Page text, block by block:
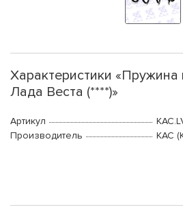
Характеристики «Пружина
Лада Веста (****)»
Артикул
Производитель
КАС